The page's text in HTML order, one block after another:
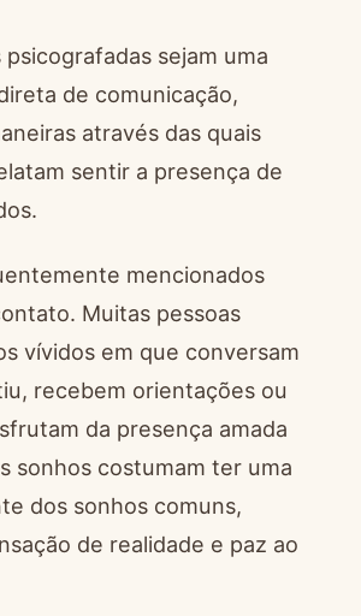
sejam uma
de comunicação,
através das quais
sentir a presença de
mencionados
Muitas pessoas
vívidos em que conversam
recebem orientações ou
da presença amada
sonhos costumam ter uma
dos sonhos comuns,
de realidade e paz ao